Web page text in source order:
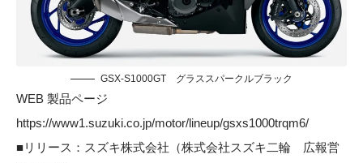
GSX-S1000GT グラススパークルブラック
WEB 製品ページ
https://www1.suzuki.co.jp/motor/lineup/gsxs1000trqm6/
■リリース： スズキ株式会社 （株式会社スズキ二輪 広報営